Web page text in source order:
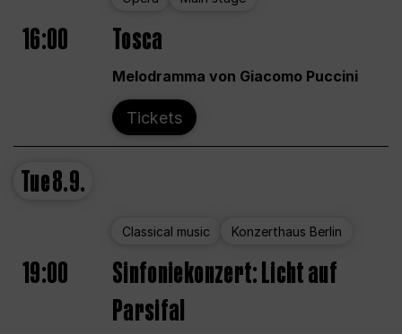
16:00 Tosca
Melodramma von Giacomo Puccini
Tickets
Tue8.9.
Classical music Konzerthaus Berlin
19:00
Sinfoniekonzert: Licht auf
Parsifal